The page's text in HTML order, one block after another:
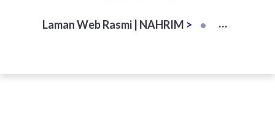
Laman Web Rasmi | NAHRIM >